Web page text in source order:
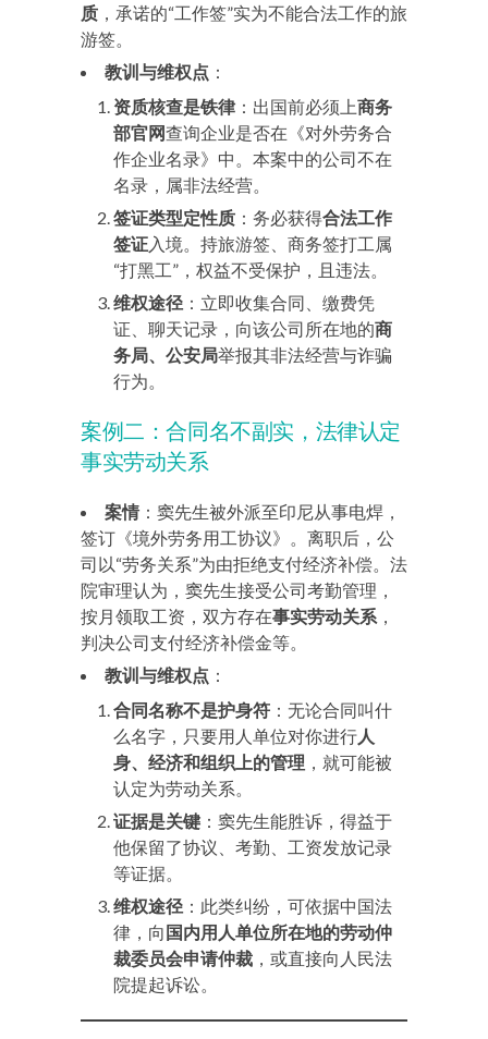
质 ，承诺的“工作签”实为不能合法工作的旅
游签。
教训与维权点 ：
资质核查是铁律：出国前必须上商务
部官网查询企业是否在《对外劳务合
作企业名录》中。本案中的公司不在
名录，属非法经营。
签证类型定性质 ：务必获得合法工作
签证入境。持旅游签、商务签打工属
“打黑工”，权益不受保护，且违法。
维权途径 ：立即收集合同、缴费凭
证、聊天记录，向该公司所在地的商
务局、公安局举报其非法经营与诈骗
行为。
案例二：合同名不副实，法律认定
事实劳动关系
案情：窦先生被外派至印尼从事电焊，
签订《境外劳务用工协议》。离职后，公
司以“劳务关系”为由拒绝支付经济补偿。法
院审理认为，窦先生接受公司考勤管理，
按月领取工资，双方存在事实劳动关系 ，
判决公司支付经济补偿金等。
教训与维权点 ：
合同名称不是护身符 ：无论合同叫什
么名字，只要用人单位对你进行人
身、经济和组织上的管理 ，就可能被
认定为劳动关系。
证据是关键 ：窦先生能胜诉，得益于
他保留了协议、考勤、工资发放记录
等证据。
维权途径 ：此类纠纷，可依据中国法
律，向国内用人单位所在地的劳动仲
裁委员会申请仲裁 ，或直接向人民法
院提起诉讼。